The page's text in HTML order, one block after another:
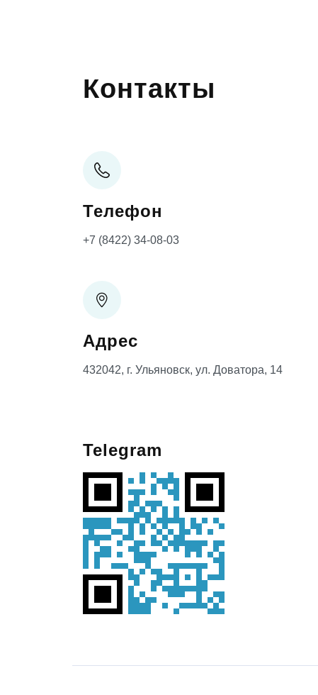
Контакты
Телефон
+7 (8422) 34-08-03
Адрес
432042, г. Ульяновск, ул. Доватора, 14
Telegram